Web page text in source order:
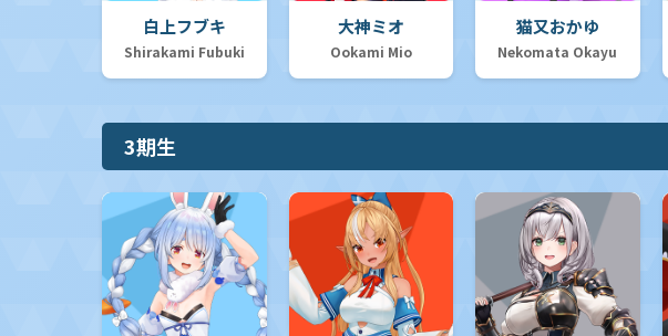
白上フブキ
Shirakami Fubuki
大神ミオ
Ookami Mio
猫又おかゆ
Nekomata Okayu
3期生